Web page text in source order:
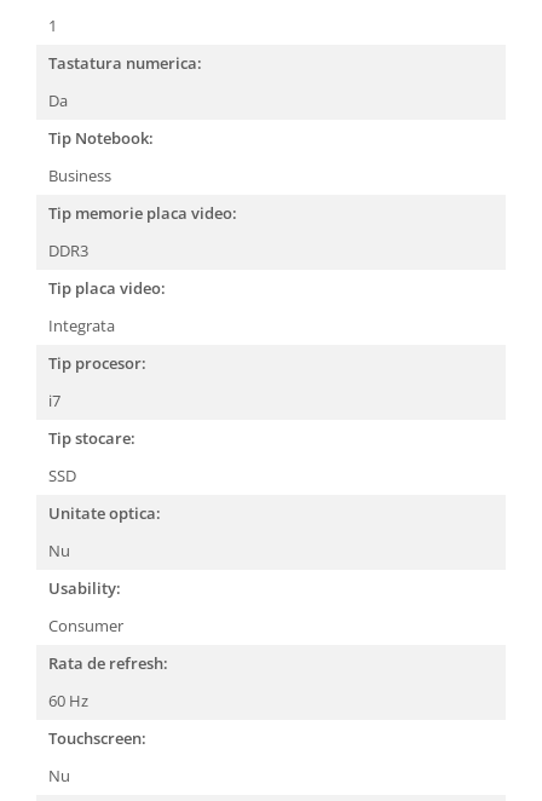
1
Tastatura numerica:
Da
Tip Notebook:
Business
Tip memorie placa video:
DDR3
Tip placa video:
Integrata
Tip procesor:
i7
Tip stocare:
SSD
Unitate optica:
Nu
Usability:
Consumer
Rata de refresh:
60 Hz
Touchscreen:
Nu